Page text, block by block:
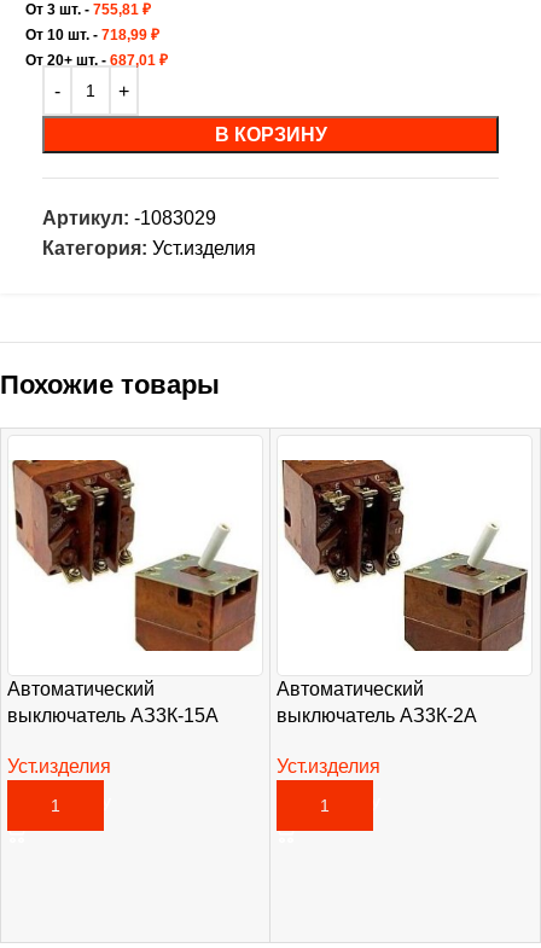
От 3 шт. - 755,81 ₽
От 10 шт. - 718,99 ₽
От 20+ шт. - 687,01 ₽
В КОРЗИНУ
Артикул: -1083029
Категория: Уст.изделия
Похожие товары
Автоматический
выключатель АЗ3К-15А
Уст.изделия
В КОРЗИНУ
Автоматический
выключатель АЗ3К-2А
Уст.изделия
В КОРЗИНУ